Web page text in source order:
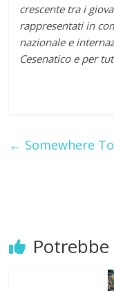
crescente tra i
rappresentati in
nazionale e
Cesenatico e per
← Somewhere